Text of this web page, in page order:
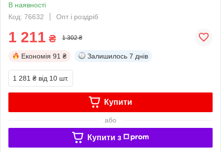
В наявності
Код: 76632
Опт і роздріб
1 211 ₴ 1 302 ₴
Економія 91 ₴ Залишилось 7 днів
1 281 ₴ від 10 шт.
Купити
або
Купити з